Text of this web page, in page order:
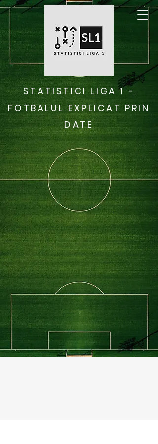
STATISTICI LIGA 1 -
FOTBALUL EXPLICAT PRIN
DATE